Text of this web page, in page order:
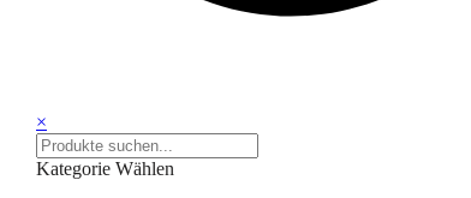
×
Kategorie Wählen